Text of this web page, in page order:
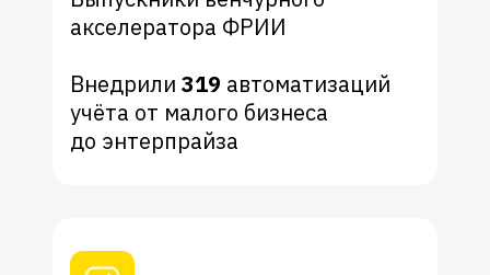
акселератора ФРИИ
Внедрили 319 автоматизаций
учёта от малого бизнеса
до энтерпрайза